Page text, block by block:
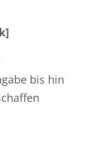
bis hin